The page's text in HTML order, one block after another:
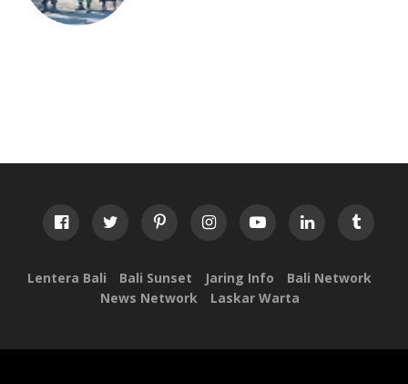
Lentera Bali Bali Sunset Jaring Info
Bali Network
News Network
Laskar Warta